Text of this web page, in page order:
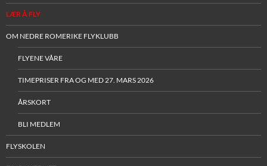
LÆR Å FLY
OM NEDRE ROMERIKE FLYKLUBB
FLYENE VÅRE
TIMEPRISER FRA OG MED 27. MARS 2026
ÅRSKORT
BLI MEDLEM
FLYSKOLEN